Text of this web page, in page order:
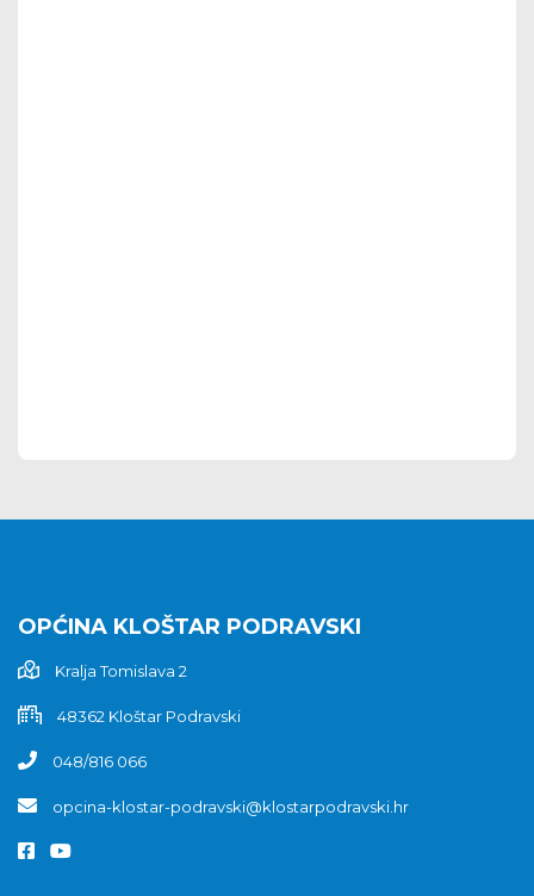
OPĆINA KLOŠTAR PODRAVSKI
Kralja Tomislava 2
48362 Kloštar Podravski
048/816 066
opcina-klostar-podravski@klostarpodravski.hr